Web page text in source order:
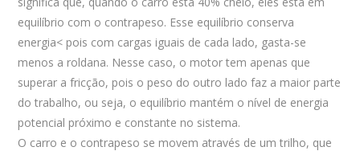
equilíbrio com o contrapeso. Esse equilíbrio conserva
energia< pois com cargas iguais de cada lado, gasta-se
menos a roldana. Nesse caso, o motor tem apenas que
superar a fricção, pois o peso do outro lado faz a maior parte
do trabalho, ou seja, o equilíbrio mantém o nível de energia
potencial próximo e constante no sistema.
O carro e o contrapeso se movem através de um trilho, que